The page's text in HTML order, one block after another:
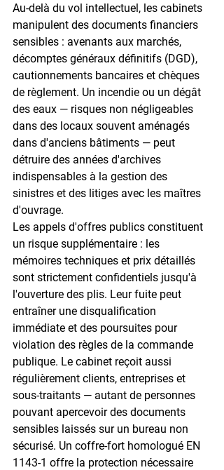
Au-delà du vol intellectuel, les cabinets
manipulent des documents financiers
sensibles : avenants aux marchés,
décomptes généraux définitifs (DGD),
cautionnements bancaires et chèques
de règlement. Un incendie ou un dégât
des eaux — risques non négligeables
dans des locaux souvent aménagés
dans d'anciens bâtiments — peut
détruire des années d'archives
indispensables à la gestion des
sinistres et des litiges avec les maîtres
d'ouvrage.
Les appels d'offres publics constituent
un risque supplémentaire : les
mémoires techniques et prix détaillés
sont strictement confidentiels jusqu'à
l'ouverture des plis. Leur fuite peut
entraîner une disqualification
immédiate et des poursuites pour
violation des règles de la commande
publique. Le cabinet reçoit aussi
régulièrement clients, entreprises et
sous-traitants — autant de personnes
pouvant apercevoir des documents
sensibles laissés sur un bureau non
sécurisé. Un coffre-fort homologué EN
1143-1 offre la protection nécessaire